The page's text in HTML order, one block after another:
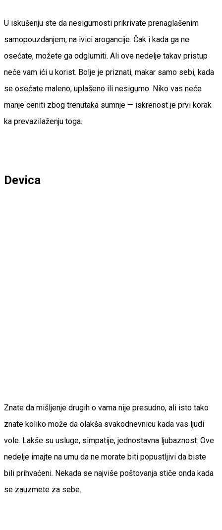
U iskušenju ste da nesigurnosti prikrivate prenaglašenim
samopouzdanjem, na ivici arogancije. Čak i kada ga ne
osećate, možete ga odglumiti. Ali ove nedelje takav pristup
neće vam ići u korist. Bolje je priznati, makar samo sebi, kada
se osećate maleno, uplašeno ili nesigurno. Niko vas neće
manje ceniti zbog trenutaka sumnje — iskrenost je prvi korak
ka prevazilaženju toga.
Devica
Znate da mišljenje drugih o vama nije presudno, ali isto tako
znate koliko može da olakša svakodnevnicu kada vas ljudi
vole. Lakše su usluge, simpatije, jednostavna ljubaznost. Ove
nedelje imajte na umu da ne morate biti popustljivi da biste
bili prihvaćeni. Nekada se najviše poštovanja stiče onda kada
se zauzmete za sebe.